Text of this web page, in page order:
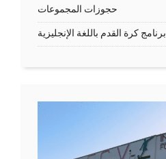
حجوزات المجموعات
برنامج كرة القدم باللغة الإنجليزية